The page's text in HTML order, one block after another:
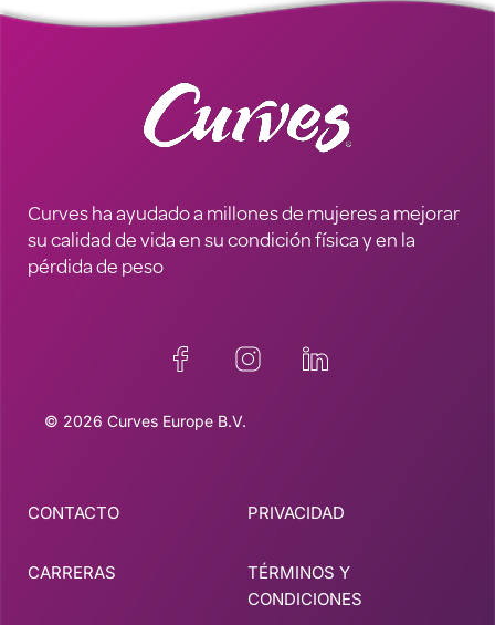
Curves ha ayudado a millones de mujeres a mejorar
su calidad de vida en su condición física y en la
pérdida de peso
© 2026 Curves Europe B.V.
CONTACTO
CARRERAS
PRIVACIDAD
TÉRMINOS Y
CONDICIONES